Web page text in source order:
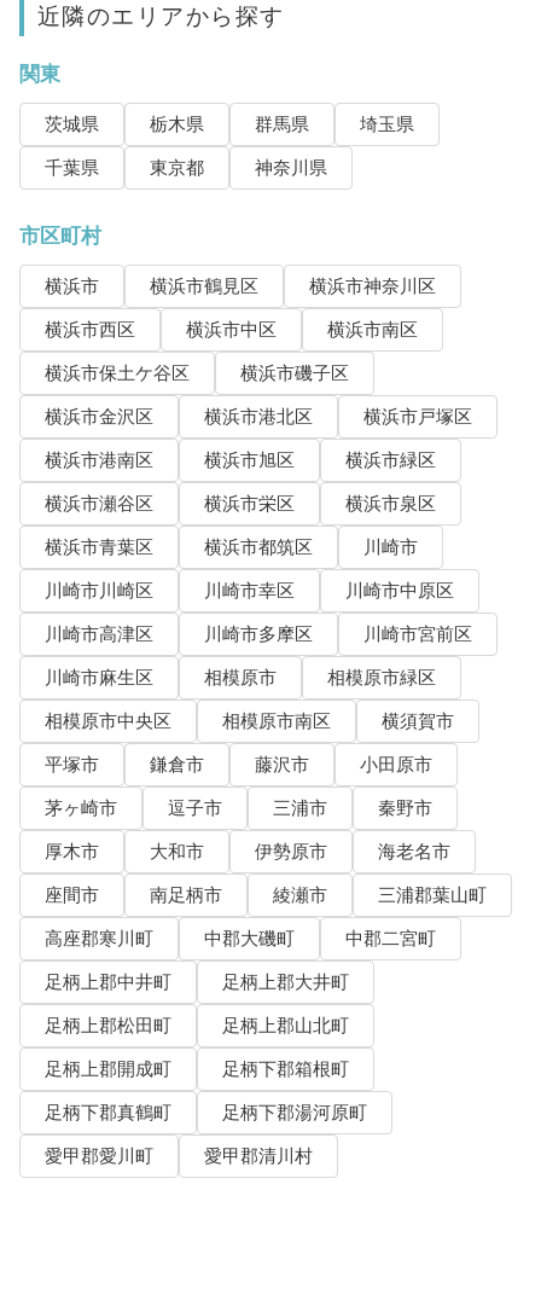
近隣のエリアから探す
関東
茨城県 栃木県 群馬県
埼玉県
千葉県
東京都 神奈川県
市区町村
横浜市 横浜市鶴見区
横浜市神奈川区
横浜市西区
横浜市中区
横浜市南区
横浜市保土ケ谷区
横浜市磯子区
横浜市金沢区
横浜市港北区
横浜市戸塚区
横浜市港南区
横浜市旭区
横浜市緑区
横浜市瀬谷区
横浜市栄区
横浜市泉区
横浜市青葉区
横浜市都筑区
川崎市
川崎市川崎区
川崎市幸区
川崎市中原区
川崎市高津区
川崎市多摩区
川崎市宮前区
川崎市麻生区
相模原市
相模原市緑区
相模原市中央区
相模原市南区
横須賀市
平塚市
鎌倉市 藤沢市
小田原市
茅ヶ崎市
逗子市 三浦市
秦野市
厚木市
大和市 伊勢原市
海老名市
座間市
南足柄市 綾瀬市
三浦郡葉山町
高座郡寒川町
中郡大磯町
中郡二宮町
足柄上郡中井町
足柄上郡大井町
足柄上郡松田町
足柄上郡山北町
足柄上郡開成町
足柄下郡箱根町
足柄下郡真鶴町
足柄下郡湯河原町
愛甲郡愛川町
愛甲郡清川村